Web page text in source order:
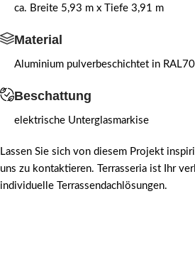
ca. Breite 5,93 m x Tiefe 3,91 m
Material
Aluminium pulverbeschichtet in
Beschattung
elektrische Unterglasmarkise
Lassen Sie sich von diesem Projekt
uns zu kontaktieren. Terrasseria ist Ihr
individuelle Terrassendachlösungen.